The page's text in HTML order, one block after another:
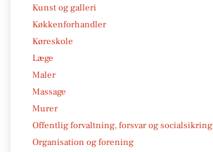
Kunst og galleri
Køkkenforhandler
Køreskole
Læge
Maler
Massage
Murer
Offentlig forvaltning, forsvar og socialsikring
Organisation og forening